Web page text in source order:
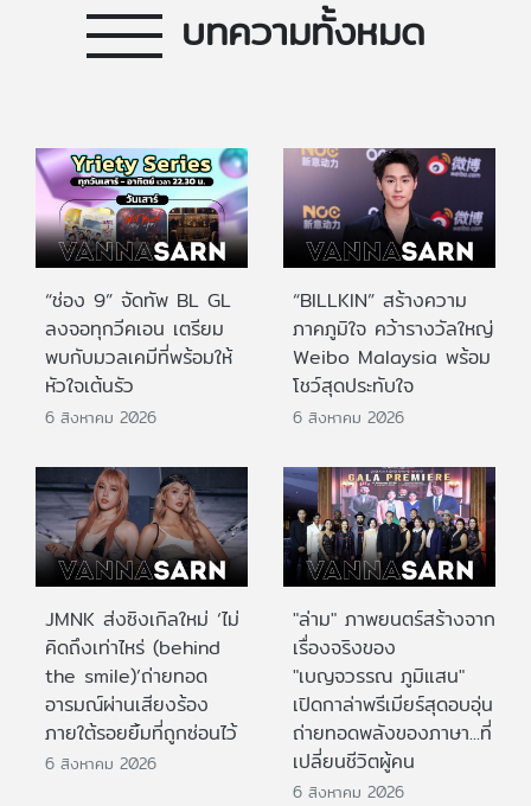
บทความทั้งหมด
“ช่อง 9” จัดทัพ BL GL
ลงจอทุกวีคเอน เตรียม
พบกับมวลเคมีที่พร้อมให้
หัวใจเต้นรัว
6 สิงหาคม 2026
“BILLKIN” สร้างความ
ภาคภูมิใจ คว้ารางวัลใหญ่
Weibo Malaysia พร้อม
โชว์สุดประทับใจ
6 สิงหาคม 2026
JMNK ส่งซิงเกิลใหม่ ‘ไม่
คิดถึงเท่าไหร่ (behind
the smile)’ถ่ายทอด
อารมณ์ผ่านเสียงร้อง
ภายใต้รอยยิ้มที่ถูกซ่อนไว้
6 สิงหาคม 2026
"ล่าม" ภาพยนตร์สร้างจาก
เรื่องจริงของ
"เบญจวรรณ ภูมิแสน"
เปิดกาล่าพรีเมียร์สุดอบอุ่น
ถ่ายทอดพลังของภาษา...ที่
เปลี่ยนชีวิตผู้คน
6 สิงหาคม 2026